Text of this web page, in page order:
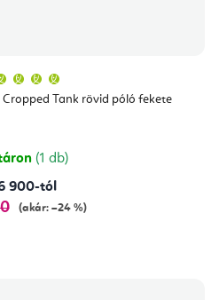
Cropped Tank rövid póló fekete
átlagos
értékelése
csillag.
(1 db)
900-tól
(akár: –24 %)